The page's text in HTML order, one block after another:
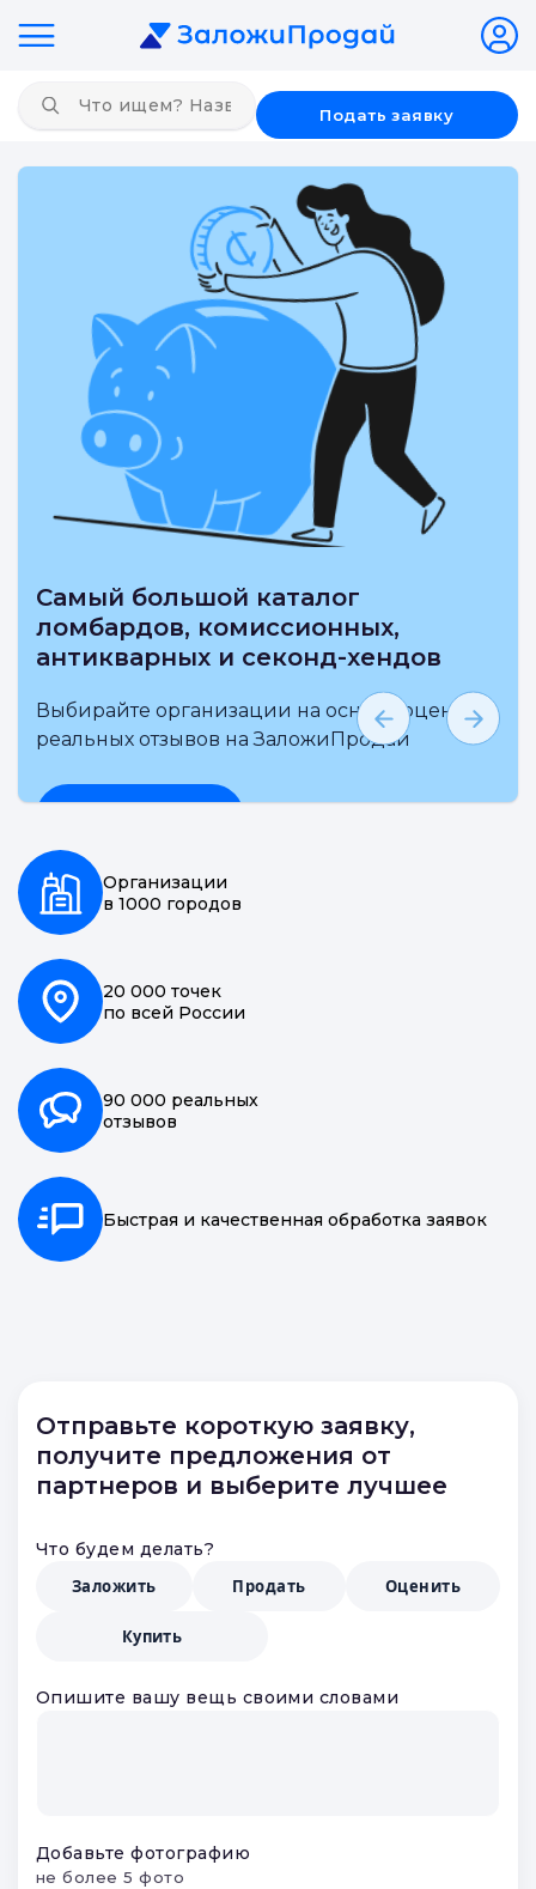
Подать заявку
Самый большой каталог
ломбардов, комиссионных,
антикварных и секонд-хендов
Выбирайте организации на основе оценки и
реальных отзывов на ЗаложиПродай
Организации
в 1000 городов
20 000 точек
по всей России
90 000 реальных
отзывов
Быстрая и качественная обработка заявок
Отправьте короткую заявку,
получите предложения от
партнеров и выберите лучшее
Что будем делать?
Заложить
Продать Оценить
Купить
Опишите вашу вещь своими словами
Добавьте фотографию
не более 5 фото